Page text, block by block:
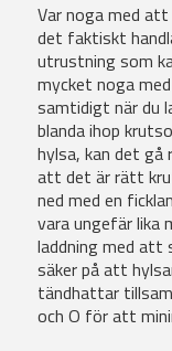
Var noga med
det faktiskt
utrustning som
mycket noga
samtidigt när du
blanda ihop
hylsa, kan det gå
att det är rätt
ned med en
vara ungefär lika
laddning med att
säker på att
tändhattar
och O för att